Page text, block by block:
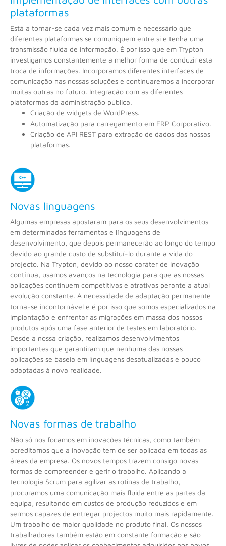
plataformas
Está a tornar-se cada vez mais comum e necessário que
diferentes plataformas se comuniquem entre si e tenha uma
transmissão fluida de informação. É por isso que em Trypton
investigamos constantemente a melhor forma de conduzir esta
troca de informações. Incorporamos diferentes interfaces de
comunicação nas nossas soluções e continuaremos a incorporar
muitas outras no futuro. Integração com as diferentes
plataformas da administração pública.
Criação de widgets de WordPress.
Automatização para carregamento em ERP Corporativo.
Criação de API REST para extração de dados das nossas
plataformas.
Novas linguagens
Algumas empresas apostaram para os seus desenvolvimentos
em determinadas ferramentas e línguagens de
desenvolvimento, que depois permanecerão ao longo do tempo
devido ao grande custo de substituí-lo durante a vida do
projecto. Na Trypton, devido ao nosso caráter de inovação
contínua, usamos avanços na tecnologia para que as nossas
aplicações continuem competitivas e atrativas perante a atual
evolução constante. A necessidade de adaptação permanente
torna-se incontornável e é por isso que somos especializados na
implantação e enfrentar as migrações em massa dos nossos
produtos após uma fase anterior de testes em laboratório.
Desde a nossa criação, realizamos desenvolvimentos
importantes que garantiram que nenhuma das nossas
aplicações se baseia em línguagens desatualizadas e pouco
adaptadas à nova realidade.
Novas formas de trabalho
Não só nos focamos em inovações técnicas, como também
acreditamos que a inovação tem de ser aplicada em todas as
áreas da empresa. Os novos tempos trazem consigo novas
formas de compreender e gerir o trabalho. Aplicando a
tecnologia Scrum para agilizar as rotinas de trabalho,
procuramos uma comunicação mais fluida entre as partes da
equipa, resultando em custos de produção reduzidos e em
sermos capazes de entregar projectos muito mais rapidamente.
Um trabalho de maior qualidade no produto final. Os nossos
trabalhadores também estão em constante formação e são